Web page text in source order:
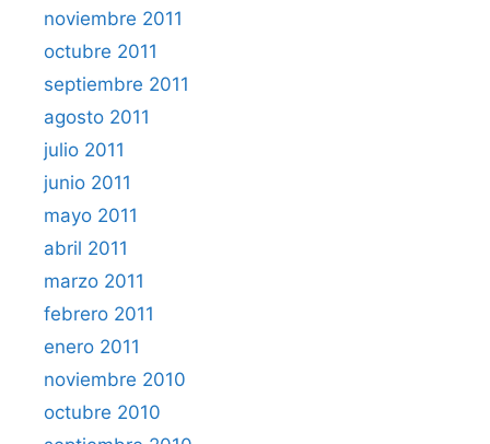
noviembre 2011
octubre 2011
septiembre 2011
agosto 2011
julio 2011
junio 2011
mayo 2011
abril 2011
marzo 2011
febrero 2011
enero 2011
noviembre 2010
octubre 2010